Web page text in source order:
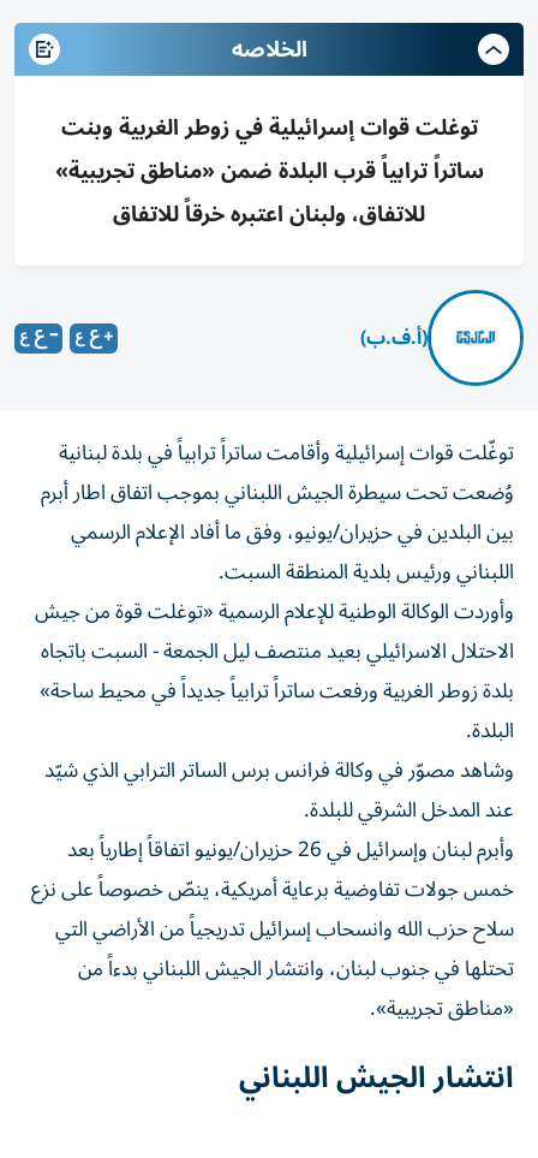
الخلاصه
توغلت قوات إسرائيلية في زوطر الغربية وبنت
ساتراً ترابياً قرب البلدة ضمن «مناطق تجريبية»
للاتفاق، ولبنان اعتبره خرقاً للاتفاق
(أ.ف.ب)
توغّلت قوات إسرائيلية وأقامت ساتراً ترابياً في بلدة لبنانية
وُضعت تحت سيطرة الجيش اللبناني بموجب اتفاق اطار أبرم
بين البلدين في حزيران/يونيو، وفق ما أفاد الإعلام الرسمي
اللبناني ورئيس بلدية المنطقة السبت.
وأوردت الوكالة الوطنية للإعلام الرسمية «توغلت قوة من جيش
الاحتلال الاسرائيلي بعيد منتصف ليل الجمعة - السبت باتجاه
بلدة زوطر الغربية ورفعت ساتراً ترابياً جديداً في محيط ساحة»
البلدة.
وشاهد مصوّر في وكالة فرانس برس الساتر الترابي الذي شيّد
عند المدخل الشرقي للبلدة.
وأبرم لبنان وإسرائيل في 26 حزيران/يونيو اتفاقاً إطارياً بعد
خمس جولات تفاوضية برعاية أمريكية، ينصّ خصوصاً على نزع
سلاح حزب الله وانسحاب إسرائيل تدريجياً من الأراضي التي
تحتلها في جنوب لبنان، وانتشار الجيش اللبناني بدءاً من
«مناطق تجريبية».
انتشار الجيش اللبناني